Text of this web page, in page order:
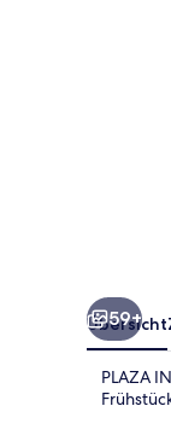
59+
Übersicht
PLAZA